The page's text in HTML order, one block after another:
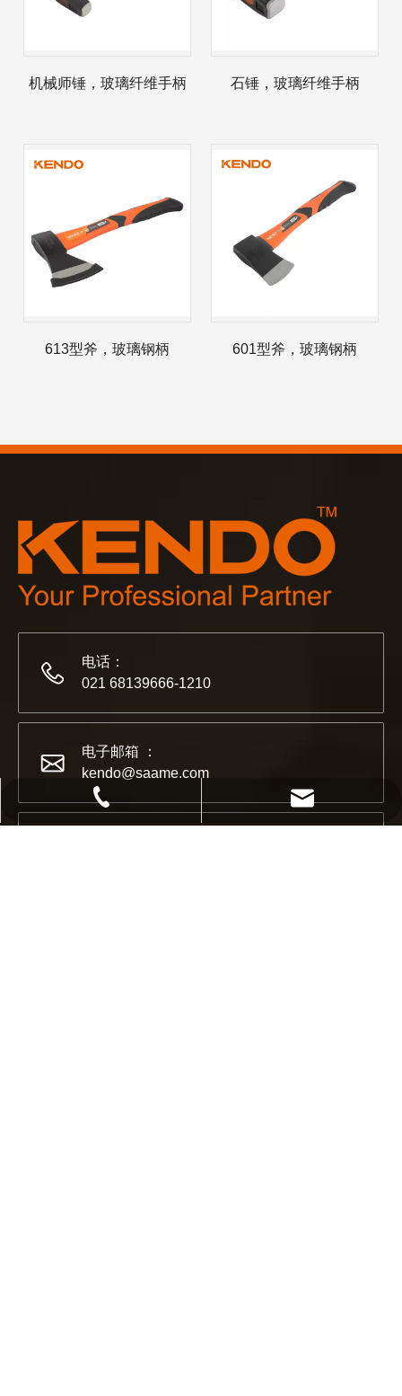
2023-03-02
2023 年科隆博览会，Kendo 会见老朋友和结交新朋友的绝
机械师锤，玻璃纤维手柄 石锤，玻璃纤维手柄
613型斧，玻璃钢柄 601型斧，玻璃钢柄
021 68139666-1210
kendo@saame.com
电话：
021 68139666-1210
电子邮箱 ：
kendo@saame.com